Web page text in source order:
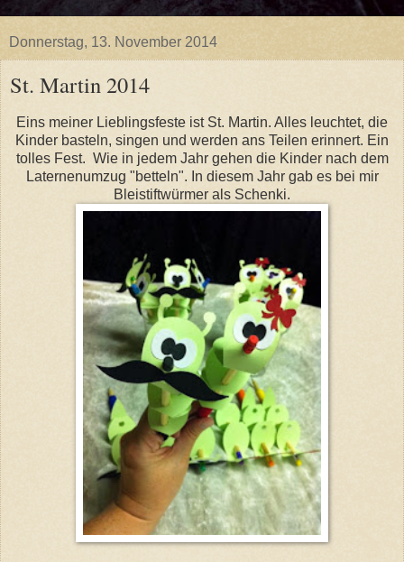
Donnerstag, 13. November 2014
St. Martin 2014
Eins meiner Lieblingsfeste ist St. Martin. Alles leuchtet, die
Kinder basteln, singen und werden ans Teilen erinnert. Ein
tolles Fest. Wie in jedem Jahr gehen die Kinder nach dem
Laternenumzug "betteln". In diesem Jahr gab es bei mir
Bleistiftwürmer als Schenki.